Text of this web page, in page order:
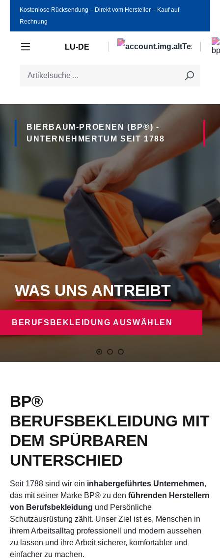
Zum Hauptinhalt springen
Kostenlose Rücksendung ‒ Direkt vom Hersteller ‒ Kauf auf
Rechnung
LU-DE
BIERBAUM-PROENEN (BP®) -
UNTERNEHMERTUM SEIT 1788
WAS UNS ANTREIBT
BERUFSBEKLEIDUNG AUSWÄHLEN
BP®
BERUFSBEKLEIDUNG MIT
DEM SPÜRBAREN
UNTERSCHIED
Seit 1788 sind wir ein inhabergeführtes Unternehmen,
das mit seiner Marke BP® zu den führenden Herstellern
von Berufsbekleidung und Persönliche
Schutzausrüstung zählt. Unser Ziel ist es, Menschen in
ihrem Arbeitsalltag professionell und modern aussehen
zu lassen und ihre Arbeit sicherer, komfortabler und
einfacher zu machen.